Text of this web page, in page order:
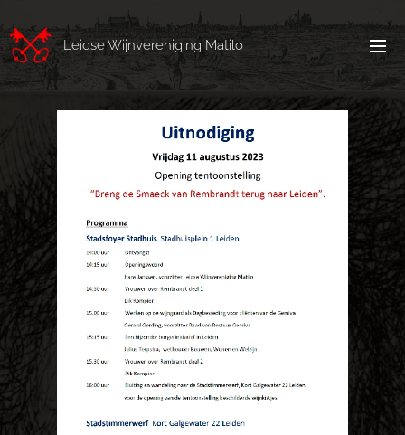
Leidse Wijnvereniging Matilo